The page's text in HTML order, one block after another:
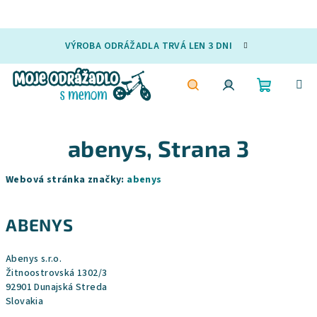
obsah
VÝROBA ODRÁŽADLA TRVÁ LEN 3 DNI
abenys, Strana 3
Webová stránka značky: abenys
ABENYS
Abenys s.r.o.
Žitnoostrovská 1302/3
92901 Dunajská Streda
Slovakia